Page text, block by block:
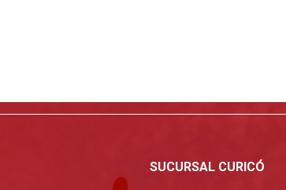
SUCURSAL CURICÓ